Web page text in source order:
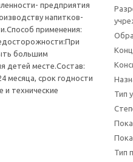
предприятия
напитков-
применения:
большим
детей месте.Состав:
месяца, срок годности
и технические
Тип
Тип